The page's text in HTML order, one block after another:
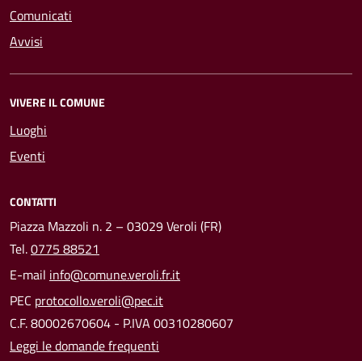
Comunicati
Avvisi
VIVERE IL COMUNE
Luoghi
Eventi
CONTATTI
Piazza Mazzoli n. 2 – 03029 Veroli (FR)
Tel.0775 88521
E-mail info@comune.veroli.fr.it
PEC protocollo.veroli@pec.it
C.F. 80002670604 - P.IVA 00310280607
Leggi le domande frequenti